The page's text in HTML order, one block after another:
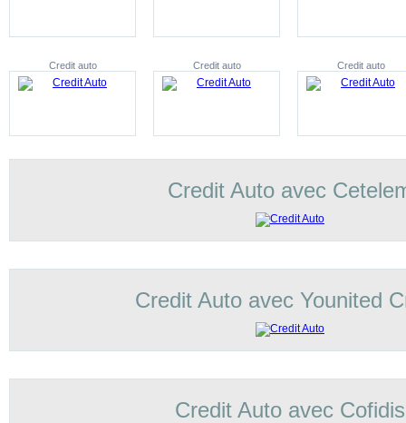
Credit auto Credit auto Credit auto
Credit Auto avec
Credit Auto avec Younited
Credit Auto avec Cofidis